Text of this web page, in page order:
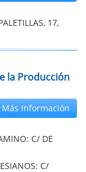
17,
la Producción
Más Información
C/ DE
C/